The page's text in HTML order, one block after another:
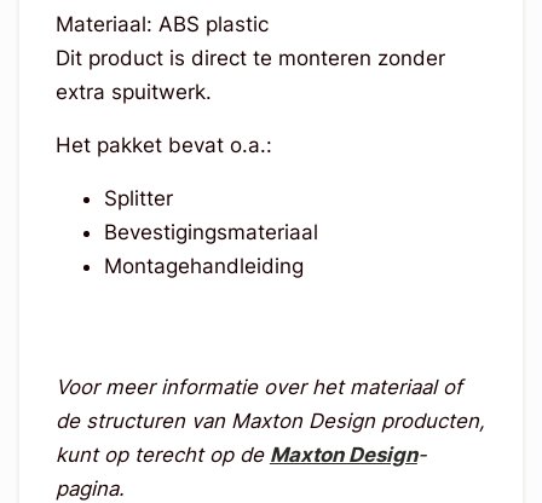
Materiaal: ABS plastic
Dit product is direct te monteren zonder
extra spuitwerk.
Het pakket bevat o.a.:
Splitter
Bevestigingsmateriaal
Montagehandleiding
Voor meer informatie over het materiaal of
de structuren van Maxton Design producten,
kunt op terecht op de Maxton Design-
pagina.